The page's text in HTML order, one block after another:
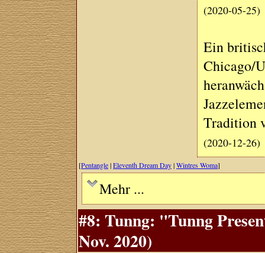
(2020-05-25)
Ein
Chicago/
Tradition
(2020-12-26)
[Pentangle|Eleventh Dream Day|Wintres Woma]
Mehr ...
#8: Tunng: "Tunng
Nov. 2020)